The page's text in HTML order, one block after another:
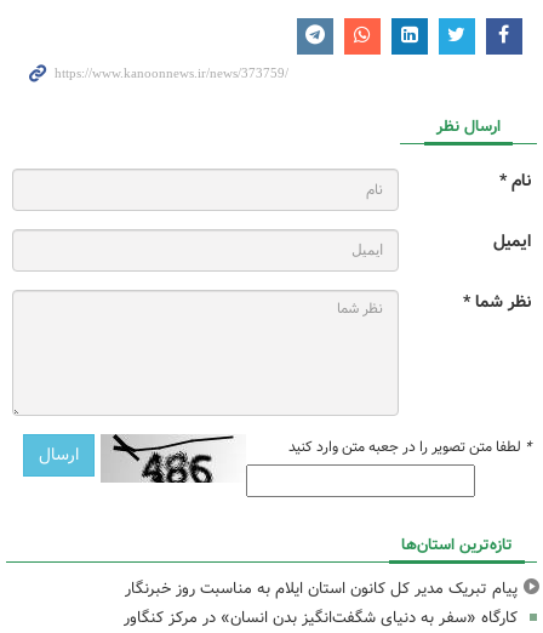
ارسال نظر
نام *
ایمیل
نظر شما *
* لطفا متن تصویر را در جعبه متن وارد کنید
تازه‌ترین استان‌ها
پیام تبریک مدیر کل کانون استان ایلام به مناسبت روز خبرنگار
کارگاه «سفر به دنیای شگفت‌انگیز بدن انسان» در مرکز کنگاور